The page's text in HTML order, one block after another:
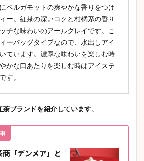
ベルガモットの爽やかな香りをつけ
ー。紅茶の深いコクと柑橘系の香り
チな味わいのアールグレイです。こ
ーバッグタイプなので、水出しアイ
ています。濃厚な味わいを楽しむ時
かな口あたりを楽しむ時はアイステ
す。
茶ブランドを紹介しています。
商「デンメア」と